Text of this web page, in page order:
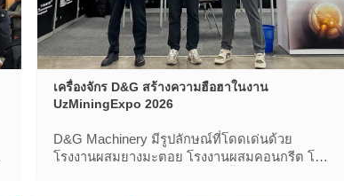
เครื่องจักร D&G สร้างความฮือฮาในงาน
UzMiningExpo 2026
D&G Machinery มีรูปลักษณ์ที่โดดเด่นด้วย
โรงงานผสมยางมะตอย โรงงานผสมคอนกรีต โรง